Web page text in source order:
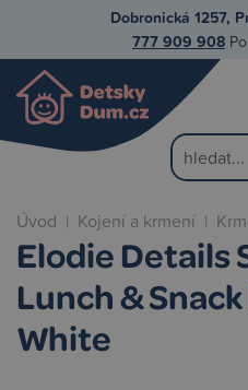
Dobronická 1257,
777 909 908
Úvod | Kojení a krmení |
Elodie Details
Lunch &
White